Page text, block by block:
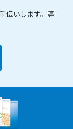
伝いします。 導